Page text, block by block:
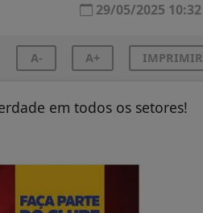
29/05/2025 10:32
A- A+ IMPRIMIR
em todos os setores!